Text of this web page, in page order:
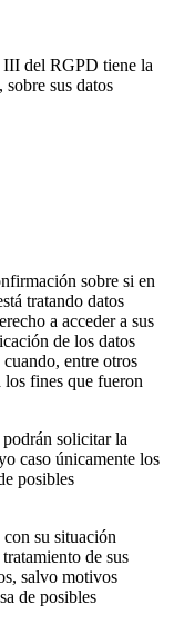
III del RGPD tiene la
sus datos
sobre si en
tratando datos
a acceder a sus
de los datos
entre otros
los fines que fueron
solicitar la
caso únicamente los
posibles
su situación
de sus
salvo motivos
de posibles